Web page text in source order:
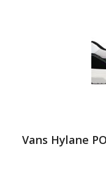
Vans Hylane